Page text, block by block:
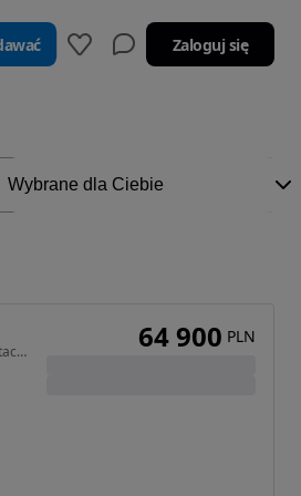
Zaloguj się
2495 cm3 • 250 KM • Wersja 2.5 Turbo | Pełna dokumentacja historii 64 900 PLN